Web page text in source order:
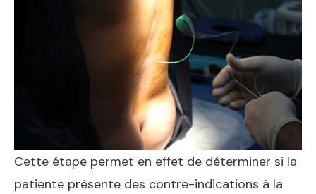
Cette étape permet en effet de déterminer si la
patiente présente des contre-indications à la